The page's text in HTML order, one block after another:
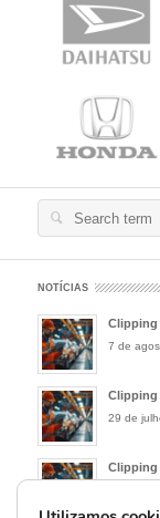
Search
NOTÍCIAS
Clipping
7 de
Clipping
29 de
Clipping